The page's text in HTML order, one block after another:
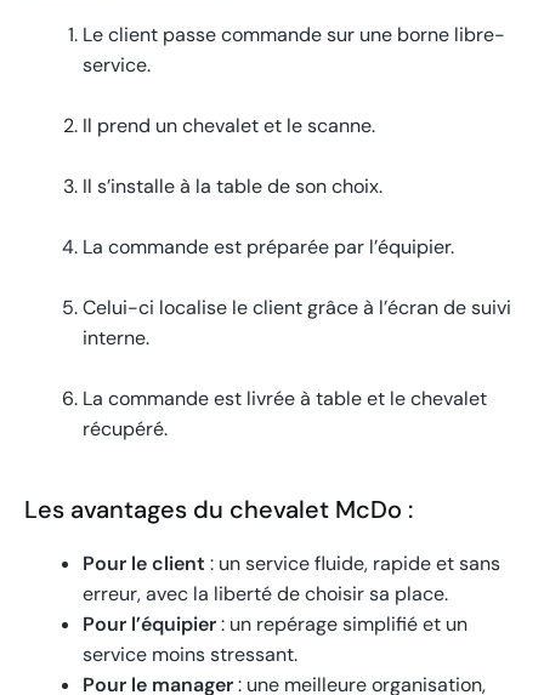
Le client passe commande sur une borne libre-
service.
Il prend un chevalet et le scanne.
Il s’installe à la table de son choix.
La commande est préparée par l’équipier.
Celui-ci localise le client grâce à l’écran de suivi
interne.
La commande est livrée à table et le chevalet
récupéré.
Les avantages du chevalet McDo :
Pour le client : un service fluide, rapide et sans
erreur, avec la liberté de choisir sa place.
Pour l’équipier: un repérage simplifié et un
service moins stressant.
Pour le manager: une meilleure organisation,